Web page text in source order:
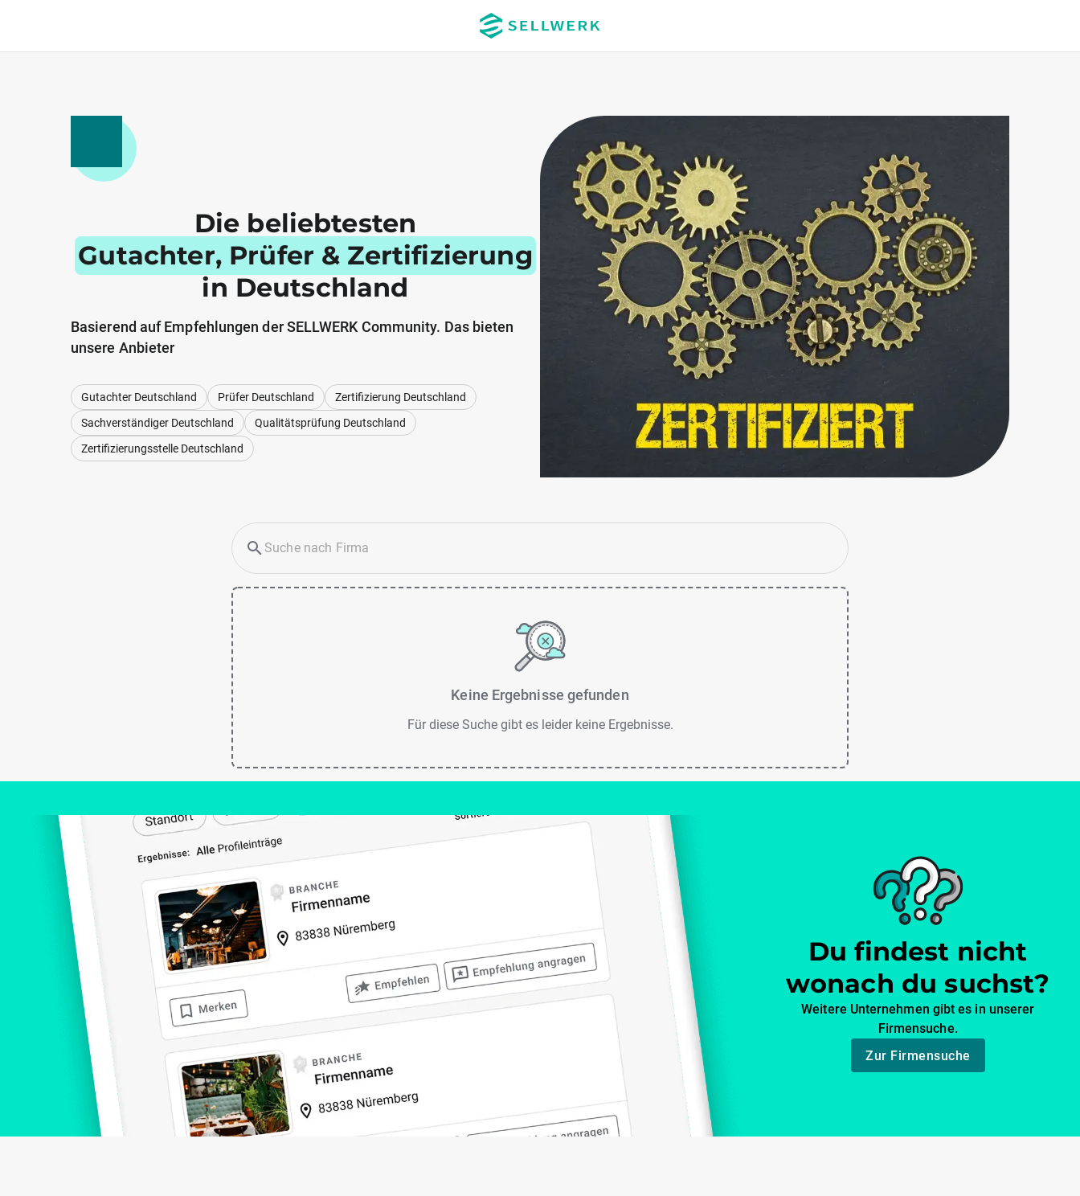
Die beliebtesten
Gutachter, Prüfer & Zertifizierung
in Deutschland
Basierend auf Empfehlungen der SELLWERK Community. Das bieten
unsere Anbieter
Gutachter Deutschland Prüfer Deutschland
Zertifizierung Deutschland
Sachverständiger Deutschland
Qualitätsprüfung Deutschland
Zertifizierungsstelle Deutschland
Keine Ergebnisse gefunden
Für diese Suche gibt es leider keine Ergebnisse.
Du findest nicht
wonach du suchst?
Weitere Unternehmen gibt es in unserer
Firmensuche.
Zur Firmensuche